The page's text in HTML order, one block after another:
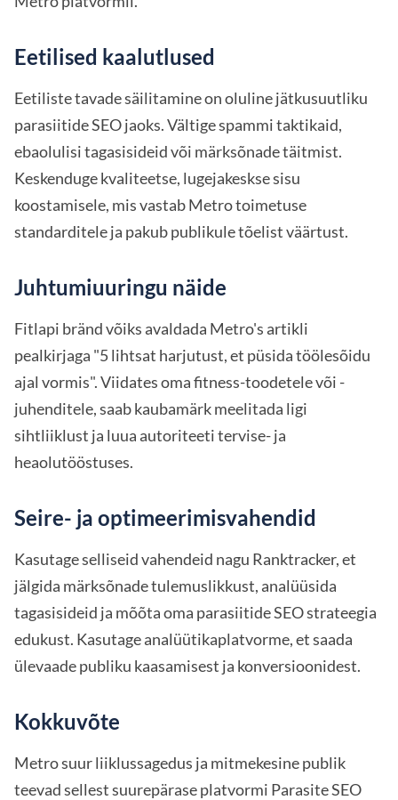
Eetilised kaalutlused
Eetiliste tavade säilitamine on oluline jätkusuutliku
parasiitide SEO jaoks. Vältige spammi taktikaid,
ebaolulisi tagasisideid või märksõnade täitmist.
Keskenduge kvaliteetse, lugejakeskse sisu
koostamisele, mis vastab Metro toimetuse
standarditele ja pakub publikule tõelist väärtust.
Juhtumiuuringu näide
Fitlapi bränd võiks avaldada Metro's artikli
pealkirjaga "5 lihtsat harjutust, et püsida töölesõidu
ajal vormis". Viidates oma fitness-toodetele või -
juhenditele, saab kaubamärk meelitada ligi
sihtliiklust ja luua autoriteeti tervise- ja
heaolutööstuses.
Seire- ja optimeerimisvahendid
Kasutage selliseid vahendeid nagu Ranktracker, et
jälgida märksõnade tulemuslikkust, analüüsida
tagasisideid ja mõõta oma parasiitide SEO strateegia
edukust. Kasutage analüütikaplatvorme, et saada
ülevaade publiku kaasamisest ja konversioonidest.
Kokkuvõte
Metro suur liiklussagedus ja mitmekesine publik
teevad sellest suurepärase platvormi Parasite SEO